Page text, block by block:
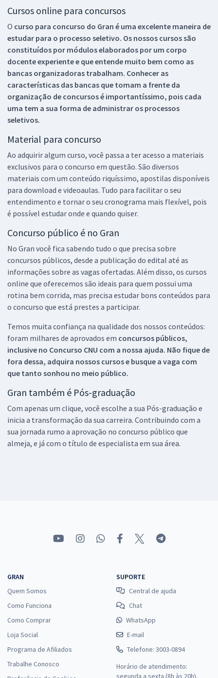
Cursos online para concursos
O curso para concurso do Gran é uma excelente maneira de
estudar para o processo seletivo. Os nossos cursos são
constituídos por módulos elaborados por um corpo
docente experiente e que entende muito bem como as
bancas organizadoras trabalham. Conhecer as
características das bancas que tomam a frente da
organização de concursos é importantíssimo, pois cada
uma tem a sua forma de administrar os processos
seletivos.
Material para concurso
Ao adquirir algum curso, você passa a ter acesso a materiais
exclusivos para o concurso em questão. São diversos
materiais com um conteúdo riquíssimo, apostilas disponíveis
para download e videoaulas. Tudo para facilitar o seu
entendimento e tornar o seu cronograma mais flexível, pois
é possível estudar onde e quando quiser.
Concurso público é no Gran
No Gran você fica sabendo tudo o que precisa sobre
concursos públicos, desde a publicação do edital até as
informações sobre as vagas ofertadas. Além disso, os cursos
online que oferecemos são ideais para quem possui uma
rotina bem corrida, mas precisa estudar bons conteúdos para
o concurso que está prestes a participar.
Temos muita confiança na qualidade dos nossos conteúdos:
foram milhares de aprovados em concursos públicos,
inclusive no Concurso CNU com a nossa ajuda. Não fique de
fora dessa, adquira nossos cursos e busque a vaga com
que tanto sonhou no meio público.
Gran também é Pós-graduação
Com apenas um clique, você escolhe a sua Pós-graduação e
inicia a transformação da sua carreira. Contribuindo com a
sua jornada rumo a aprovação no concurso público que
almeja, e já com o título de especialista em sua área.
GRAN
Quem Somos
Como Funciona
Como Comprar
Loja Social
Programa de Afiliados
Trabalhe Conosco
SUPORTE
Central de ajuda
Chat
WhatsApp
E-mail
Telefone: 3003-0894
Horário de atendimento:
segunda a sexta (8h às 20h),